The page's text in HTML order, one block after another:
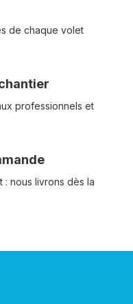
de chaque volet
professionnels et
nous livrons dès la